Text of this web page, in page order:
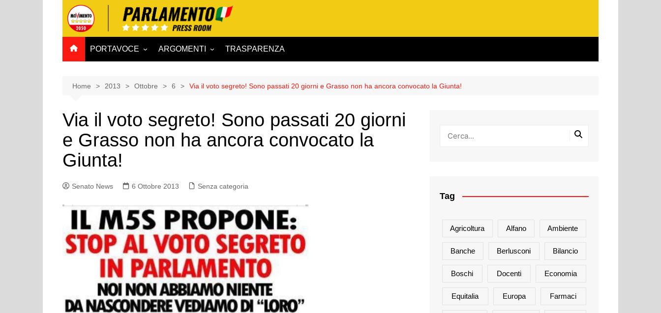
PORTAVOCE
SENATO
ARGOMENTI
Affari esteri
Agricoltura e agroalimentare
Ambiente e Territorio
Bilancio
Cultura ed Istruzione
Difesa
Eventi
Finanze e tesoro
Giustizia
Lavori pubblici e Trasporti
TRASPARENZA
Home 2013 Ottobre 6 Via il voto segreto! Sono passati 20 giorni e Grasso non ha ancora convocato la Giunta!
Via il voto segreto! Sono passati 20 giorni
e Grasso non ha ancora convocato la
Giunta!
Senato News 6 Ottobre 2013 Senza categoria
Tag
Agricoltura Alfano Ambiente
Banche Berlusconi Bilancio
Boschi Docenti Economia
Equitalia Europa Farmaci